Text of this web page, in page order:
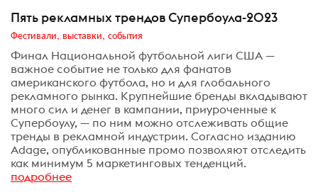
Пять рекламных трендов Супербоула-2023
Фестивали, выставки, события
Финал Национальной футбольной лиги США —
важное событие не только для фанатов
американского футбола, но и для глобального
рекламного рынка. Крупнейшие бренды вкладывают
много сил и денег в кампании, приуроченные к
Супербоулу, — по ним можно отслеживать общие
тренды в рекламной индустрии. Согласно изданию
Adage, опубликованные промо позволяют отследить
как минимум 5 маркетинговых тенденций.
подробнее